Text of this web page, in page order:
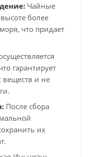
Чайные
более
что придает
гарантирует
веществ и не
После сбора
их